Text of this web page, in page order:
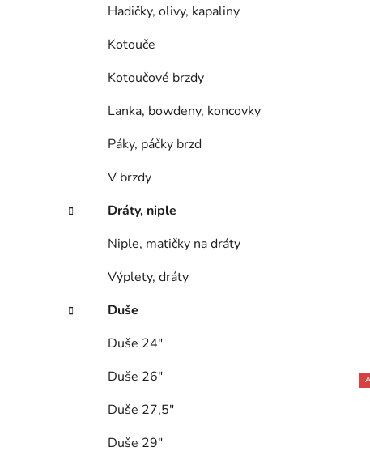
Hadičky, olivy, kapaliny
Kotouče
Kotoučové brzdy
Lanka, bowdeny, koncovky
Páky, páčky brzd
V brzdy
Dráty, niple
Niple, matičky na dráty
Výplety, dráty
Duše
Duše 24"
Duše 26"
Duše 27,5"
Duše 29"